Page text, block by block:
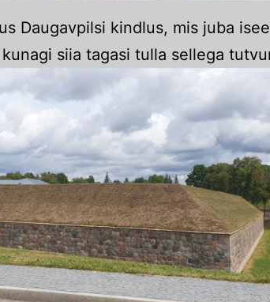
Daugavpilsi kindlus, mis juba
siia tagasi tulla sellega